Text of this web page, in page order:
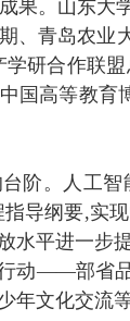
果。山东大
、青岛农业
研合作联
国高等教育
阶。人工
导纲要,实
水平进一步
动——部省
年文化交流等